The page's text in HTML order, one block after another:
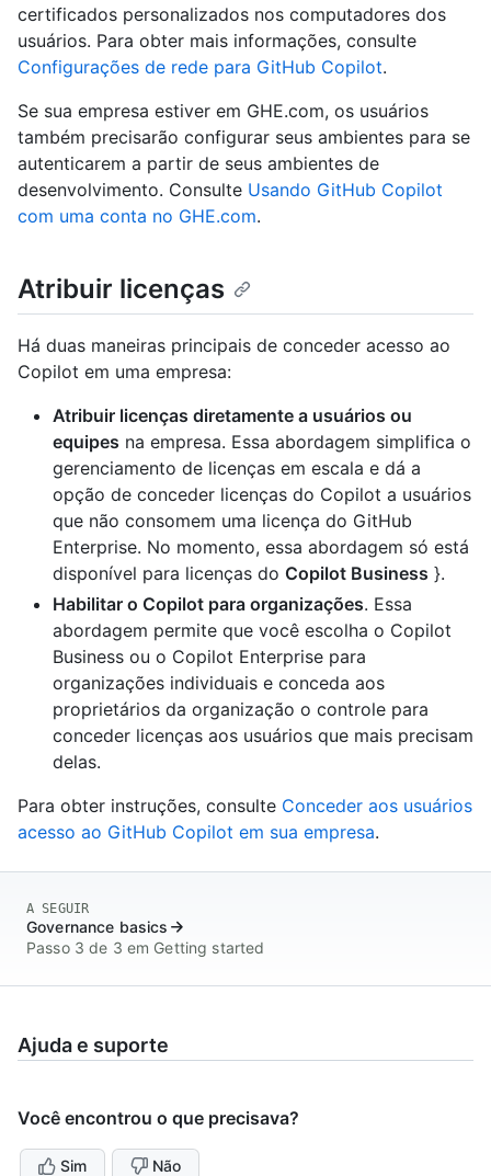
certificados personalizados nos computadores dos
usuários. Para obter mais informações, consulte
Configurações de rede para GitHub Copilot.
Se sua empresa estiver em GHE.com, os usuários
também precisarão configurar seus ambientes para se
autenticarem a partir de seus ambientes de
desenvolvimento. Consulte Usando GitHub Copilot
com uma conta no GHE.com.
Atribuir licenças
Há duas maneiras principais de conceder acesso ao
Copilot em uma empresa:
Atribuir licenças diretamente a usuários ou
equipes na empresa. Essa abordagem simplifica o
gerenciamento de licenças em escala e dá a
opção de conceder licenças do Copilot a usuários
que não consomem uma licença do GitHub
Enterprise. No momento, essa abordagem só está
disponível para licenças do Copilot Business }.
Habilitar o Copilot para organizações. Essa
abordagem permite que você escolha o Copilot
Business ou o Copilot Enterprise para
organizações individuais e conceda aos
proprietários da organização o controle para
conceder licenças aos usuários que mais precisam
delas.
Para obter instruções, consulte Conceder aos usuários
acesso ao GitHub Copilot em sua empresa.
A SEGUIR
Governance basics
Passo 3 de 3 em Getting started
Ajuda e suporte
Você encontrou o que precisava?
Sim Não